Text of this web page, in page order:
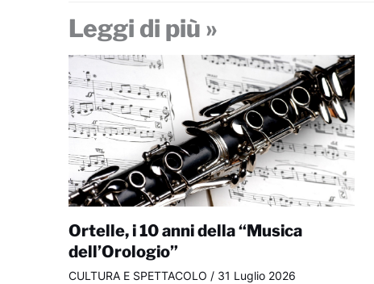
Leggi di più »
Ortelle, i 10 anni della “Musica
dell’Orologio”
CULTURA E SPETTACOLO / 31 Luglio 2026